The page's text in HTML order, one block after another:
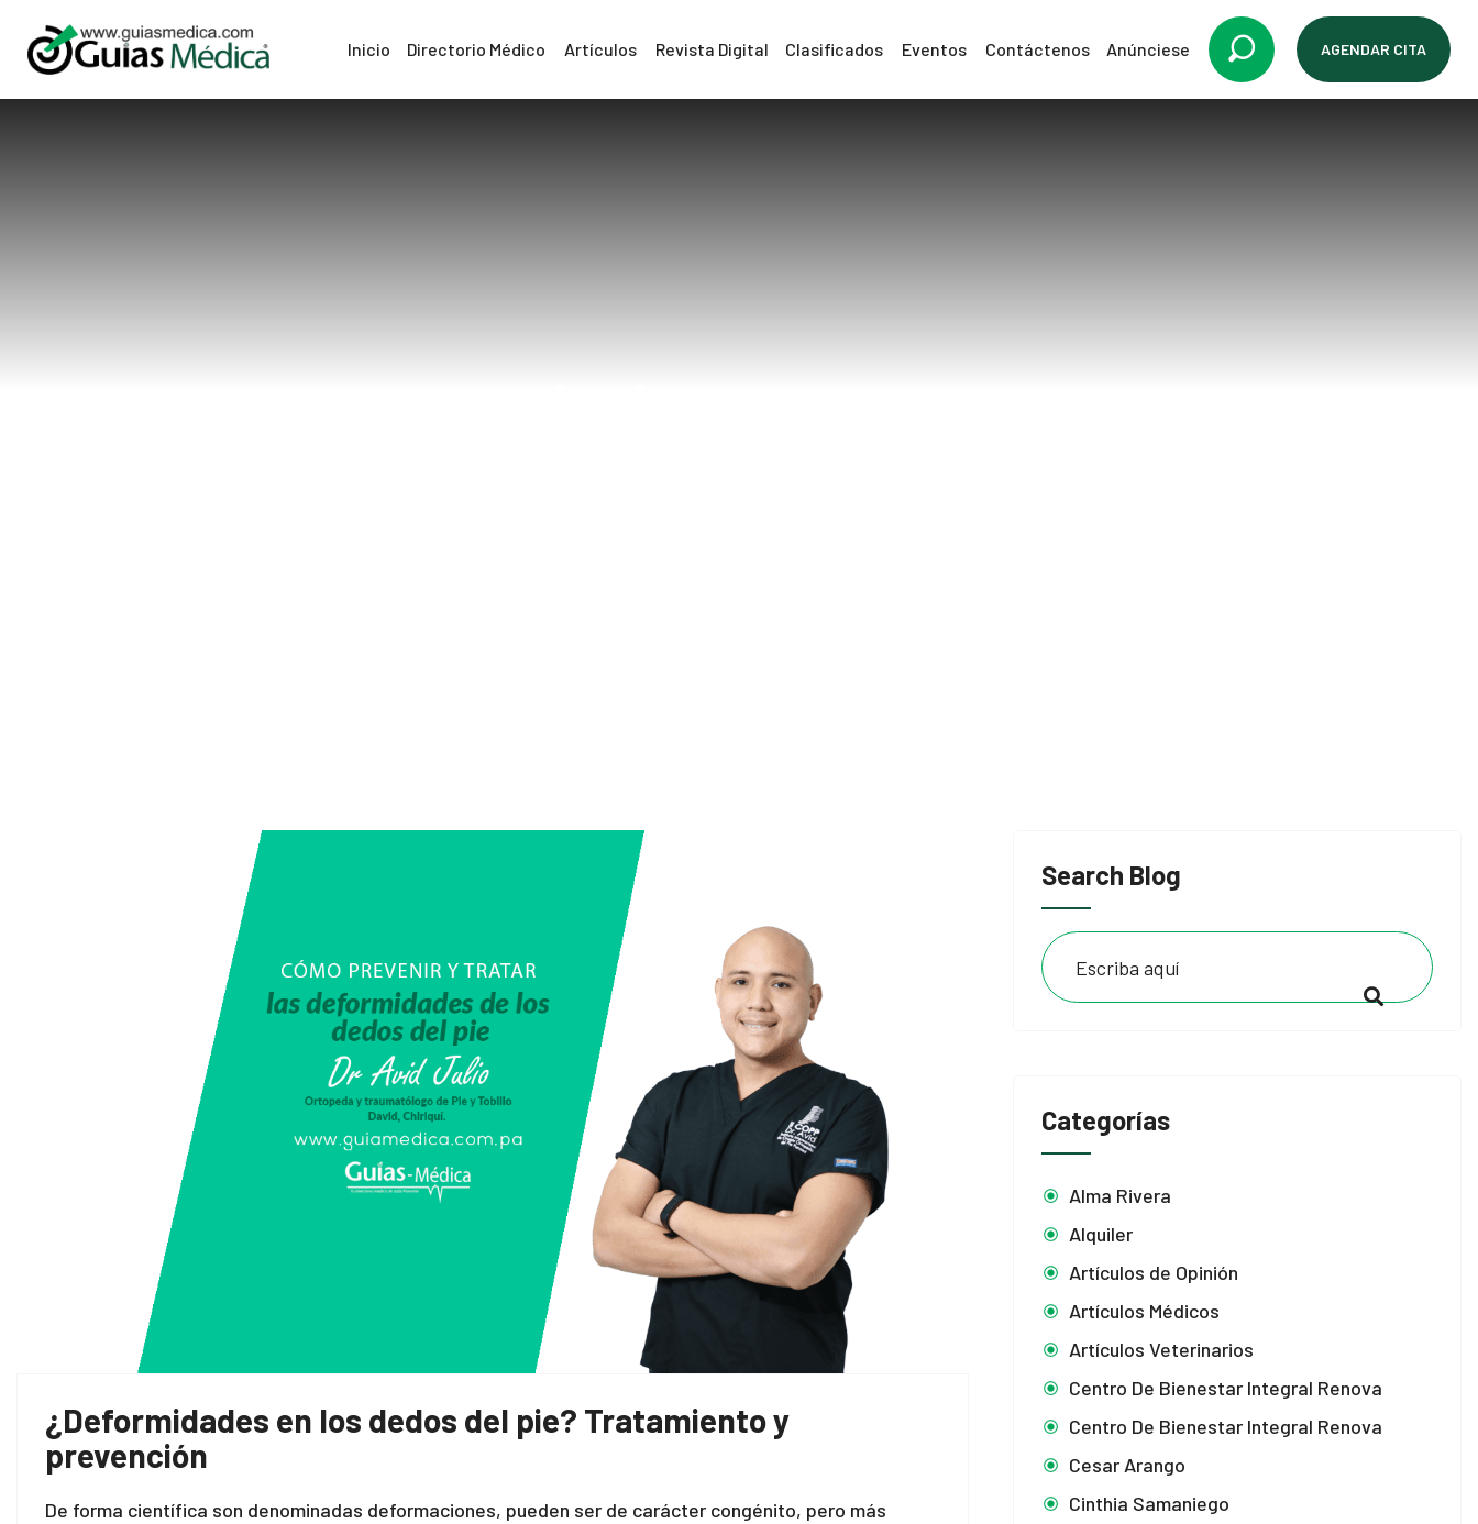
Inicio Directorio Médico Artículos Revista Digital Clasificados Eventos Contáctenos Anúnciese AGENDAR CITA
Search Blog
Categorías
Alma Rivera
Alquiler
Artículos de Opinión
Artículos Médicos
Artículos Veterinarios
Centro De Bienestar Integral Renova
Centro De Bienestar Integral Renova
Cesar Arango
Cinthia Samaniego
¿Deformidades en los dedos del pie? Tratamiento y
prevención
De forma científica son denominadas deformaciones, pueden ser de carácter congénito, pero más